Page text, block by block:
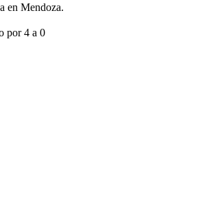
en Mendoza.
por 4 a 0